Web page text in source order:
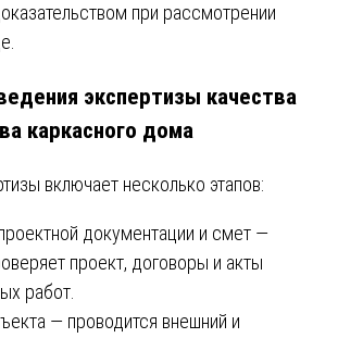
при рассмотрении
экспертизы качества
каркасного дома
включает несколько этапов:
документации и смет —
проект, договоры и акты
работ.
— проводится внешний и